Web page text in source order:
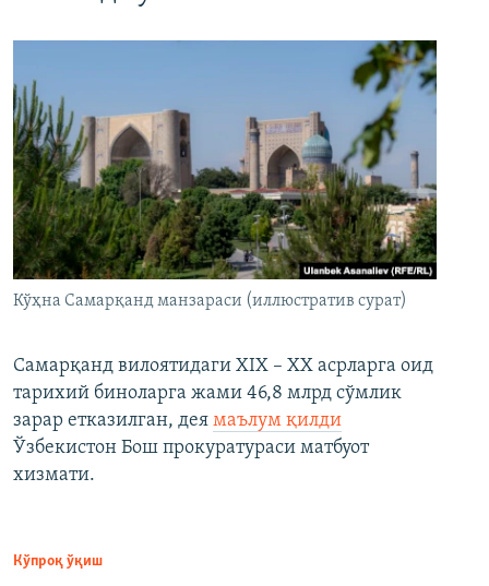
Кўҳна Самарқанд манзараси (иллюстратив сурат)
Самарқанд вилоятидаги XIX – XX асрларга оид
тарихий биноларга жами 46,8 млрд сўмлик
зарар етказилган, дея маълум қилди
Ўзбекистон Бош прокуратураси матбуот
хизмати.
Кўпроқ ўқиш